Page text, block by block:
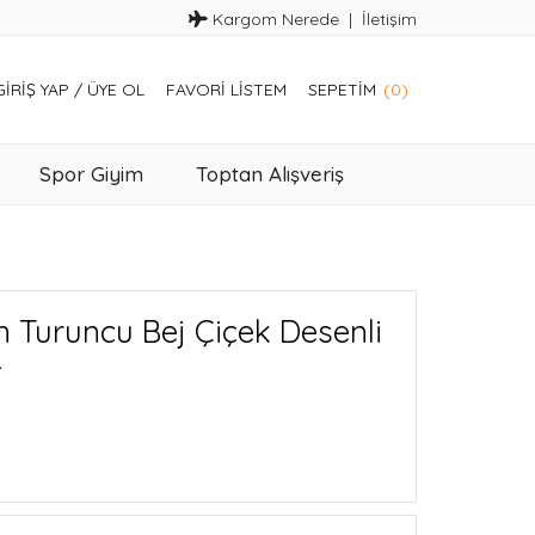
Kargom Nerede İletişim
YAP / ÜYE OL FAVORI LISTEM SEPETIM (0)
Spor Giyim Toptan Alışveriş
Turuncu Bej Çiçek Desenli